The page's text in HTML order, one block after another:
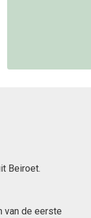
Beiroet.
van de eerste